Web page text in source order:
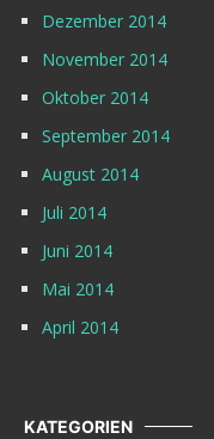
Dezember 2014
November 2014
Oktober 2014
September 2014
August 2014
Juli 2014
Juni 2014
Mai 2014
April 2014
KATEGORIEN